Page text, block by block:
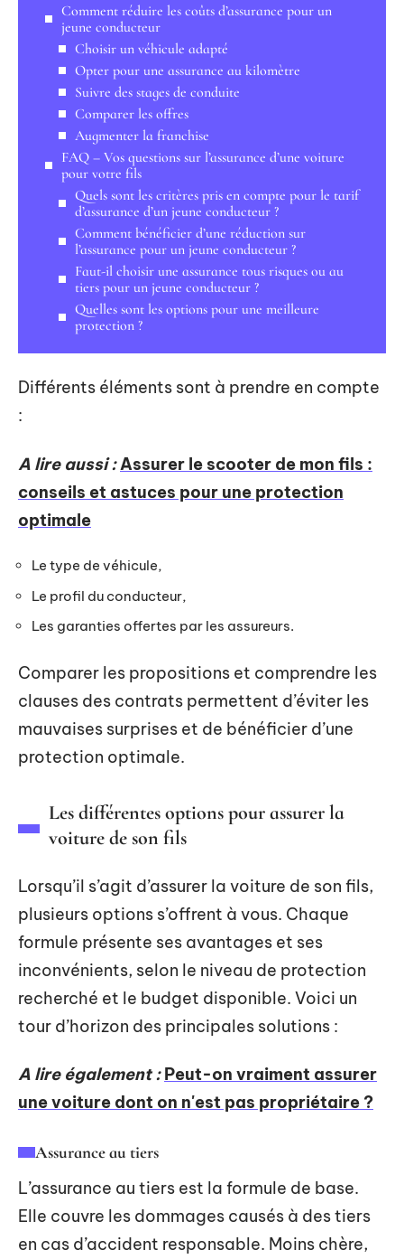
Comment réduire les coûts d’assurance pour un
jeune conducteur
Choisir un véhicule adapté
Opter pour une assurance au kilomètre
Suivre des stages de conduite
Comparer les offres
Augmenter la franchise
FAQ – Vos questions sur l’assurance d’une voiture
pour votre fils
Quels sont les critères pris en compte pour le tarif
d’assurance d’un jeune conducteur ?
Comment bénéficier d’une réduction sur
l’assurance pour un jeune conducteur ?
Faut-il choisir une assurance tous risques ou au
tiers pour un jeune conducteur ?
Quelles sont les options pour une meilleure
protection ?
Différents éléments sont à prendre en compte
:
A lire aussi : Assurer le scooter de mon fils :
conseils et astuces pour une protection
optimale
Le type de véhicule,
Le profil du conducteur,
Les garanties offertes par les assureurs.
Comparer les propositions et comprendre les
clauses des contrats permettent d’éviter les
mauvaises surprises et de bénéficier d’une
protection optimale.
Les différentes options pour assurer la
voiture de son fils
Lorsqu’il s’agit d’assurer la voiture de son fils,
plusieurs options s’offrent à vous. Chaque
formule présente ses avantages et ses
inconvénients, selon le niveau de protection
recherché et le budget disponible. Voici un
tour d’horizon des principales solutions :
A lire également : Peut-on vraiment assurer
une voiture dont on n'est pas propriétaire ?
Assurance au tiers
L’assurance au tiers est la formule de base.
Elle couvre les dommages causés à des tiers
en cas d’accident responsable. Moins chère,